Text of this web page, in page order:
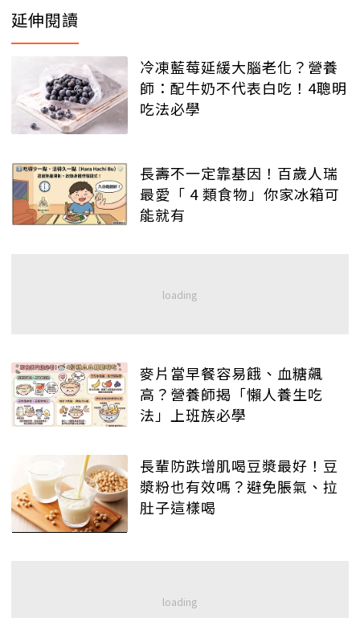
延伸閱讀
冷凍藍莓延緩大腦老化？營養
師：配牛奶不代表白吃！4聰明
吃法必學
長壽不一定靠基因！百歲人瑞
最愛「 4 類食物」你家冰箱可
能就有
麥片當早餐容易餓、血糖飆
高？營養師揭「懶人養生吃
法」上班族必學
長輩防跌增肌喝豆漿最好！豆
漿粉也有效嗎？避免脹氣、拉
肚子這樣喝